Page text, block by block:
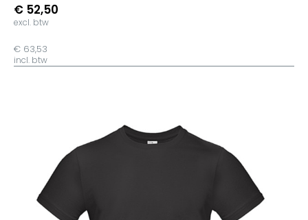
€ 52,50
excl. btw
€ 63,53
incl. btw